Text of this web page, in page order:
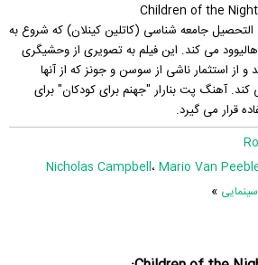
جامعه شناسی (کاتلین کینلان) که شروع به
می کند. این فیلم به تصویری از وحشیگری
و از استثمار ناشی از سوسن و جونز که از آنها
کند. آهنگ پت بنارار "جهنم برای کودکان" برای
قرار می گیرد.
Nicholas Campbell، Mario Van
»